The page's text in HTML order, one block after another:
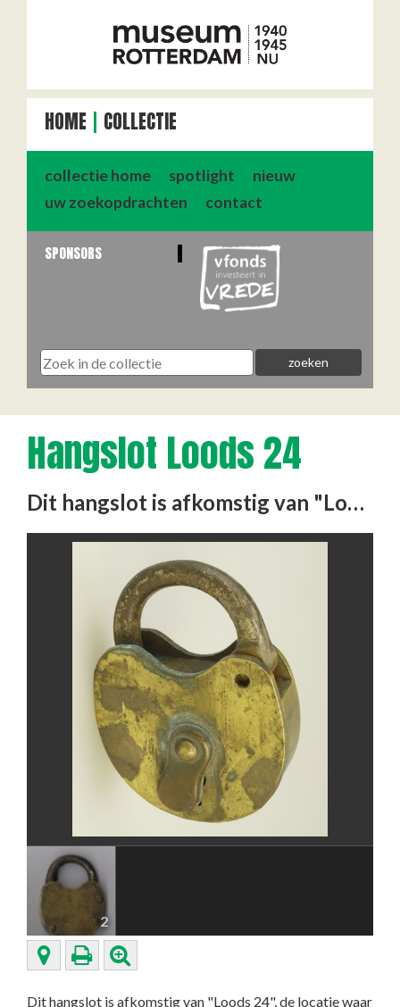
HOME COLLECTIE
collectie home spotlight
nieuw
uw zoekopdrachten
contact
SPONSORS
Hangslot Loods 24
Dit hangslot is afkomstig van "Loods 24", de locatie waar Joden zich op 30 juli 1942 moesten melden om van …
2
Dit hangslot is afkomstig van "Loods 24", de locatie waar